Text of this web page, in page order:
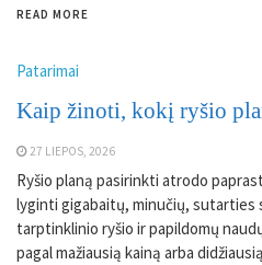
READ MORE
Patarimai
Kaip žinoti, kokį ryšio
27 LIEPOS, 2026
Ryšio planą pasirinkti atrodo
lyginti gigabaitų, minučių, sutarties
tarptinklinio ryšio ir papildomų
pagal mažiausią kainą arba